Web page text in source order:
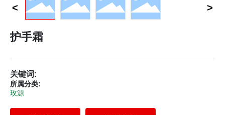
护手霜
关键词:
所属分类:
玫源